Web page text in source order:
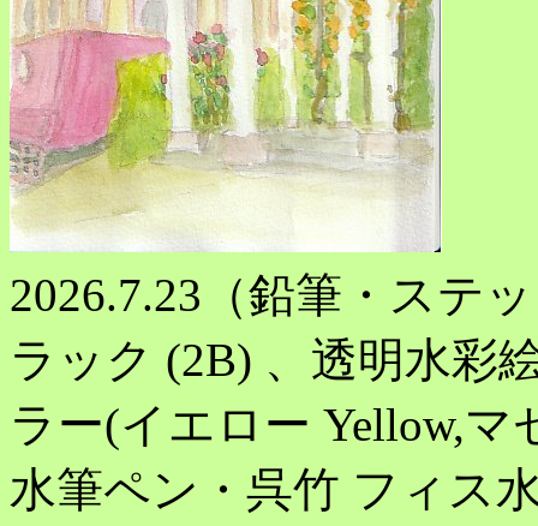
2026.7.23（鉛筆・ステ
ラック (2B) 、透明水彩
ラー(イエロー Yellow,マ
水筆ペン・呉竹 フィス